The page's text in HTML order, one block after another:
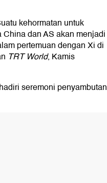
kehormatan untuk
dan AS akan menjadi
pertemuan dengan Xi di
TRT World, Kamis
seremoni penyambutan